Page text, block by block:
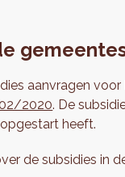
aanvragen
2020. De
heeft.
de subsidies in